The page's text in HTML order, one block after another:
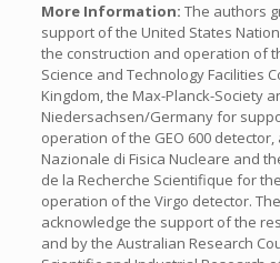
More Information: The authors
support of the United States
the construction and operation of
Science and Technology Facilities
Kingdom, the Max-Planck-Society
Niedersachsen/Germany for
operation of the GEO 600
Nazionale di Fisica Nucleare and
de la Recherche Scientifique for
operation of the Virgo detector.
acknowledge the support of the
and by the Australian Research